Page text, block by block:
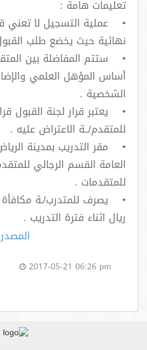
تعليمات هامة :
• عملية التسجيل لا تعني
نهائية حيث يخضع طلب
• ستتم المفاضلة بين
أساس المؤهل العلمي
الشخصية .
• يعتبر قرار لجنة القبول
للمتقدم/ــة الاعتراض عليه .
• مقر التدريب بمدينة
العامة القسم الرجالي
للمتقدمات .
ريال اثناء فترة التدريب .
المصدر
2017-05-21 06:26 pm